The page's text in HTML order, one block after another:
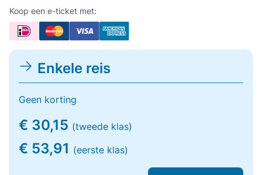
Koop een e-ticket met:
Enkele reis
Geen korting
€ 30,15 (tweede klas)
€ 53,91 (eerste klas)